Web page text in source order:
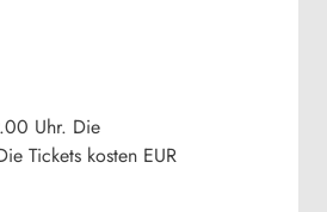
Uhr. Die
Tickets kosten EUR